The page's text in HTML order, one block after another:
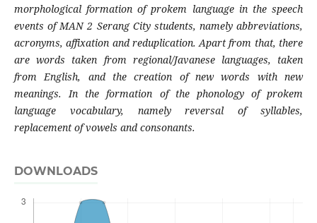
morphological formation of prokem language in the speech
events of MAN 2 Serang City students, namely abbreviations,
acronyms, affixation and reduplication. Apart from that, there
are words taken from regional/Javanese languages, taken
from English, and the creation of new words with new
meanings. In the formation of the phonology of prokem
language vocabulary, namely reversal of syllables,
replacement of vowels and consonants.
DOWNLOADS